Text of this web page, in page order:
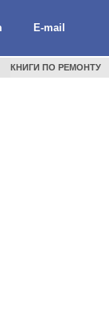
E-mail
КНИГИ ПО РЕМОНТУ